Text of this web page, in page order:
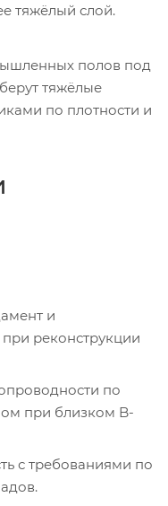
тяжёлый слой.
полов под
тяжёлые
по плотности и
и
реконструкции
по
при близком B-
с требованиями по